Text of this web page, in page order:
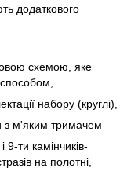
додаткового
схемою, яке
набору (круглі),
з м'яким тримачем
ти камінчиків-
на полотні,